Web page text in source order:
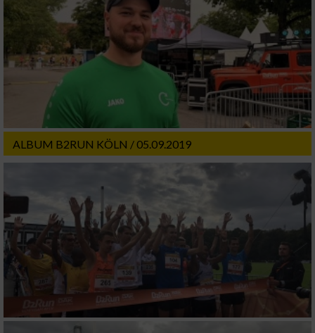
ALBUM B2RUN KÖLN / 05.09.2019